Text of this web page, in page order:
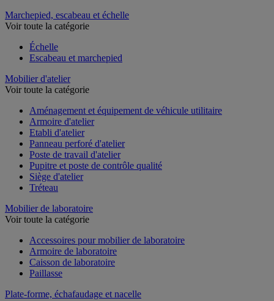
Marchepied, escabeau et échelle
Voir toute la catégorie
Échelle
Escabeau et marchepied
Mobilier d'atelier
Voir toute la catégorie
Aménagement et équipement de véhicule utilitaire
Armoire d'atelier
Etabli d'atelier
Panneau perforé d'atelier
Poste de travail d'atelier
Pupitre et poste de contrôle qualité
Siège d'atelier
Tréteau
Mobilier de laboratoire
Voir toute la catégorie
Accessoires pour mobilier de laboratoire
Armoire de laboratoire
Caisson de laboratoire
Paillasse
Plate-forme, échafaudage et nacelle